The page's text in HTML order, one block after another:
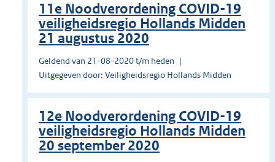
11e Noodverordening COVID-19
veiligheidsregio Hollands Midden
21 augustus 2020
Geldend van 21-08-2020 t/m heden
Uitgegeven door: Veiligheidsregio Hollands Midden
12e Noodverordening COVID-19
veiligheidsregio Hollands Midden
20 september 2020